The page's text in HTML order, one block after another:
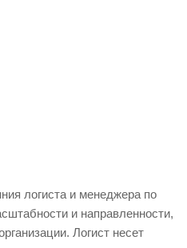
логиста и менеджера по
и направленности,
Логист несет